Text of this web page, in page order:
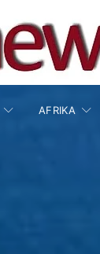
AFRIKA